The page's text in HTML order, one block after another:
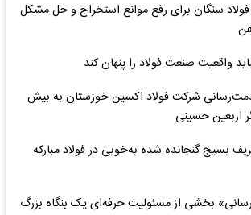
سنگان برای رفع موانع استخراج و حل مشکل
واقعیت صنعت فولاد را پنهان کند
شرکت فولاد اکسین خوزستان به بیش
بسیج گنجانده شده به‌خوبی در فولاد مبارکه
بخشی از مسئولیت حرفه‌ای یک بنگاه بزرگ